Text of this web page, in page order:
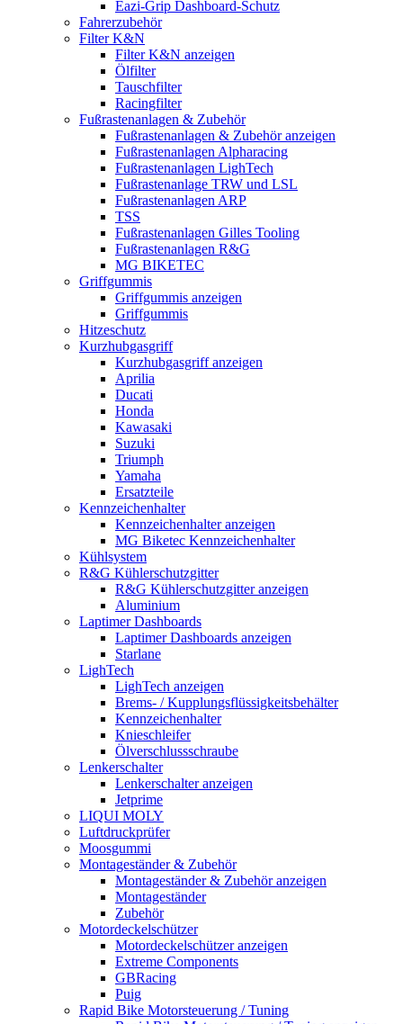
Eazi-Grip Dashboard-Schutz
Fahrerzubehör
Filter K&N
Filter K&N anzeigen
Ölfilter
Tauschfilter
Racingfilter
Fußrastenanlagen & Zubehör
Fußrastenanlagen & Zubehör anzeigen
Fußrastenanlagen Alpharacing
Fußrastenanlagen LighTech
Fußrastenanlage TRW und LSL
Fußrastenanlagen ARP
TSS
Fußrastenanlagen Gilles Tooling
Fußrastenanlagen R&G
MG BIKETEC
Griffgummis
Griffgummis anzeigen
Griffgummis
Hitzeschutz
Kurzhubgasgriff
Kurzhubgasgriff anzeigen
Aprilia
Ducati
Honda
Kawasaki
Suzuki
Triumph
Yamaha
Ersatzteile
Kennzeichenhalter
Kennzeichenhalter anzeigen
MG Biketec Kennzeichenhalter
Kühlsystem
R&G Kühlerschutzgitter
R&G Kühlerschutzgitter anzeigen
Aluminium
Laptimer Dashboards
Laptimer Dashboards anzeigen
Starlane
LighTech
LighTech anzeigen
Brems- / Kupplungsflüssigkeitsbehälter
Kennzeichenhalter
Knieschleifer
Ölverschlussschraube
Lenkerschalter
Lenkerschalter anzeigen
Jetprime
LIQUI MOLY
Luftdruckprüfer
Moosgummi
Montageständer & Zubehör
Montageständer & Zubehör anzeigen
Montageständer
Zubehör
Motordeckelschützer
Motordeckelschützer anzeigen
Extreme Components
GBRacing
Puig
Rapid Bike Motorsteuerung / Tuning